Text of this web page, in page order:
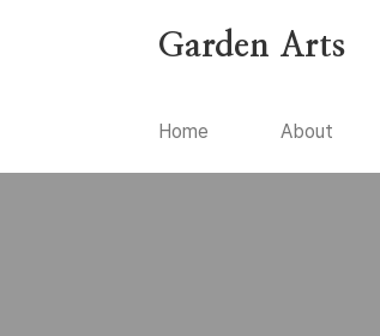
Garden Arts
Home About